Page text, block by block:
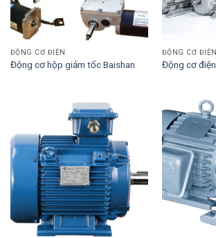
ĐỘNG CƠ ĐIỆN
Động cơ hộp giảm tốc Baishan
ĐỘNG CƠ ĐIỆN
Động cơ điện